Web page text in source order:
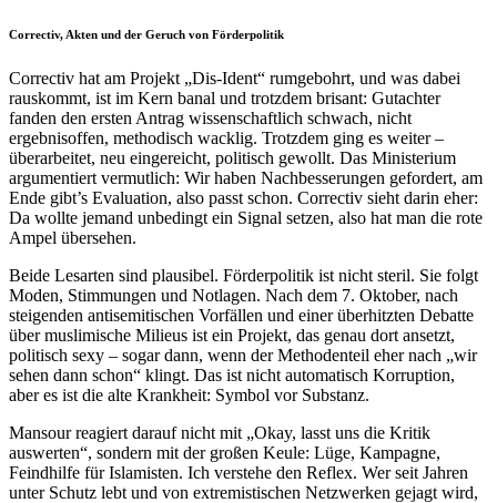
Correctiv, Akten und der Geruch von Förderpolitik
Correctiv hat am Projekt „Dis-Ident“ rumgebohrt, und was dabei
rauskommt, ist im Kern banal und trotzdem brisant: Gutachter
fanden den ersten Antrag wissenschaftlich schwach, nicht
ergebnisoffen, methodisch wacklig. Trotzdem ging es weiter –
überarbeitet, neu eingereicht, politisch gewollt. Das Ministerium
argumentiert vermutlich: Wir haben Nachbesserungen gefordert, am
Ende gibt’s Evaluation, also passt schon. Correctiv sieht darin eher:
Da wollte jemand unbedingt ein Signal setzen, also hat man die rote
Ampel übersehen.
Beide Lesarten sind plausibel. Förderpolitik ist nicht steril. Sie folgt
Moden, Stimmungen und Notlagen. Nach dem 7. Oktober, nach
steigenden antisemitischen Vorfällen und einer überhitzten Debatte
über muslimische Milieus ist ein Projekt, das genau dort ansetzt,
politisch sexy – sogar dann, wenn der Methodenteil eher nach „wir
sehen dann schon“ klingt. Das ist nicht automatisch Korruption,
aber es ist die alte Krankheit: Symbol vor Substanz.
Mansour reagiert darauf nicht mit „Okay, lasst uns die Kritik
auswerten“, sondern mit der großen Keule: Lüge, Kampagne,
Feindhilfe für Islamisten. Ich verstehe den Reflex. Wer seit Jahren
unter Schutz lebt und von extremistischen Netzwerken gejagt wird,